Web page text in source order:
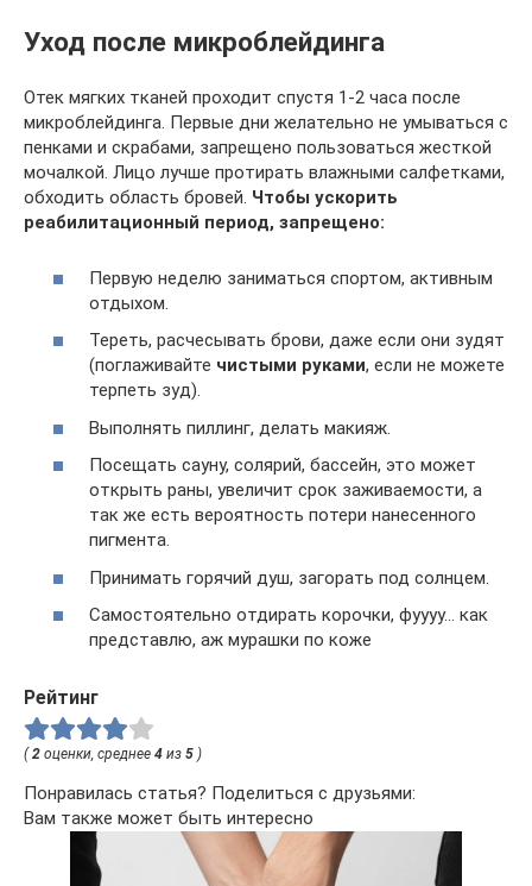
Уход после микроблейдинга
Отек мягких тканей проходит спустя 1-2 часа после
микроблейдинга. Первые дни желательно не умываться с
пенками и скрабами, запрещено пользоваться жесткой
мочалкой. Лицо лучше протирать влажными салфетками,
обходить область бровей. Чтобы ускорить
реабилитационный период, запрещено:
Первую неделю заниматься спортом, активным
отдыхом.
Тереть, расчесывать брови, даже если они зудят
(поглаживайте чистыми руками, если не можете
терпеть зуд).
Выполнять пиллинг, делать макияж.
Посещать сауну, солярий, бассейн, это может
открыть раны, увеличит срок заживаемости, а
так же есть вероятность потери нанесенного
пигмента.
Принимать горячий душ, загорать под солнцем.
Самостоятельно отдирать корочки, фуууу… как
представлю, аж мурашки по коже
Рейтинг
( 2 оценки, среднее 4 из 5 )
Понравилась статья? Поделиться с друзьями:
Вам также может быть интересно